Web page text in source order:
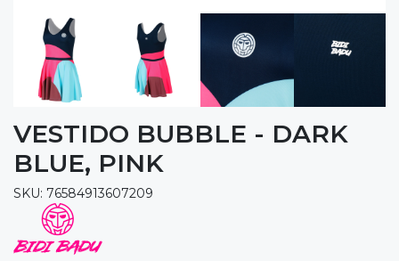
VESTIDO BUBBLE - DARK
BLUE, PINK
SKU: 76584913607209